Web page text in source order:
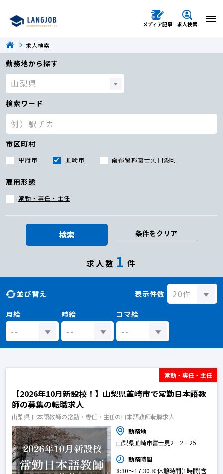
メディア記事 求人検索
求人検索
勤務地から探す
検索ワード
市区町村
甲府市 韮崎市 南都留郡富士河口湖町
雇用形態
常勤・専任・主任
検索 条件をクリア
求人数 1 件
並び替え 表示件数
月給 時給 コマ給
常勤・専任・主任
【2026年10月新設校！】山梨県韮崎市で常勤日本語教
師の募集の転職求人
山梨県 日本語教師の常勤・専任・主任の日本語教師転職求人
勤務地
山梨県韮崎市富士見2－2－25
勤務時間
8:30～17:30 ※休憩時間(1時間)含